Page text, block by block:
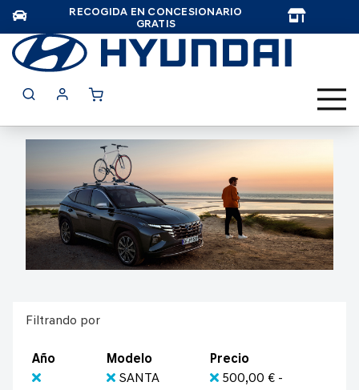
RECOGIDA EN CONCESIONARIO
GRATIS
Filtrando por
Año
Modelo
SANTA
Precio
500,00 € -